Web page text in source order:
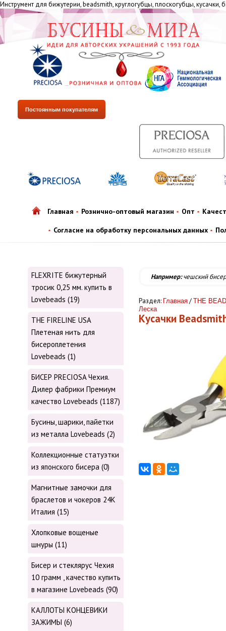
Инструмент для бижутерии, beadsmith, круглогубцы, плоскогубцы, кусачки,
Постоянным покупателям
Главная Рознично-оптовый магазин Опт
Согласие на обработку персональных данных
FLEXRITE бижутерный
тросик 0,25 мм. купить в
Lovebeads (19)
THE FIRELINE USA
Плетеная нить для
бисероплетения
Lovebeads (1)
БИСЕР PRECIOSA Чехия.
Дилер фабрики Премиум
качество Lovebeads (1187)
Бусины, шарики, пайетки
из металла Lovebeads (2)
Коллекционные статуэтки
из японского бисера (0)
Магнитные замочки для
браслетов и чокеров 24К
Италия (15)
Хлопковые вощеные
шнуры (11)
Бисер и стеклярус Чехия
10 грамм , качество купить
в магазине Lovebeads (90)
КАЛЛОТЫ КОНЦЕВИКИ
ЗАЖИМЫ (6)
Например:чешский бисер
Раздел: Главная / THE
Леска
Кусачки